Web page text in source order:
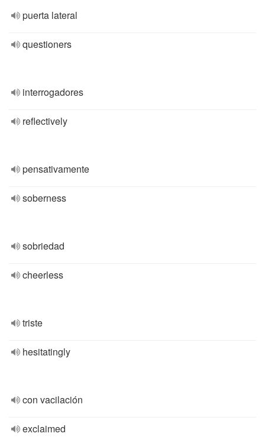
puerta lateral
questioners
interrogadores
reflectively
pensativamente
soberness
sobriedad
cheerless
triste
hesitatingly
con vacilación
exclaimed